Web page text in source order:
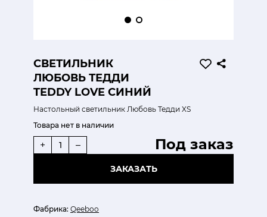
СВЕТИЛЬНИК
ЛЮБОВЬ ТЕДДИ
TEDDY LOVE СИНИЙ
Настольный светильник Любовь Тедди XS
Фабрика: Qeeboo
Товара нет в наличии
Под заказ
+ –
ЗАКАЗАТЬ